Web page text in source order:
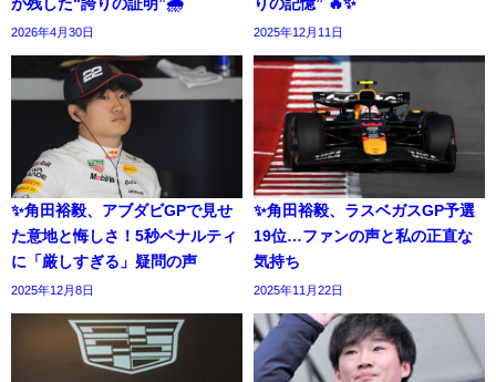
2026年4月30日 2025年12月11日
✨角田裕毅、アブダビGPで見せ
た意地と悔しさ！5秒ペナルティ
に「厳しすぎる」疑問の声
2025年12月8日
✨角田裕毅、ラスベガスGP予選
19位…ファンの声と私の正直な
気持ち
2025年11月22日